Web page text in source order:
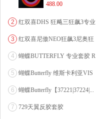
488.00
2
红双喜DHS 狂飚三狂飙3专业
3
红双喜尼傲NEO狂飙3尼奥狂
4
蝴蝶BUTTERFLY 专业套胶 R
5
蝴蝶Butterfly 维斯卡利亚VIS
6
蝴蝶Butterfly【37221|37224|...
7 729天翼反胶套胶